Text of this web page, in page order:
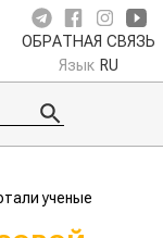
ОБРАТНАЯ СВЯЗЬ
Язык RU
ученые